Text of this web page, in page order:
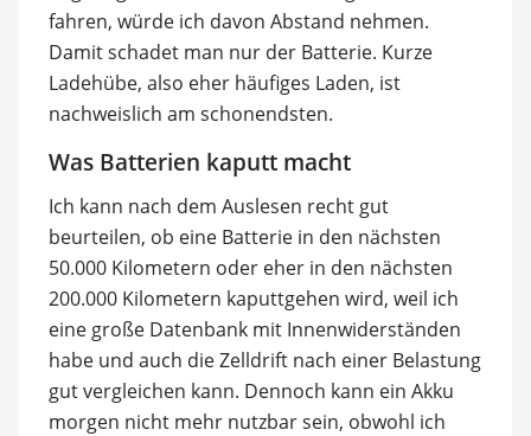
fahren, würde ich davon Abstand nehmen.
Damit schadet man nur der Batterie. Kurze
Ladehübe, also eher häufiges Laden, ist
nachweislich am schonendsten.
Was Batterien kaputt macht
Ich kann nach dem Auslesen recht gut
beurteilen, ob eine Batterie in den nächsten
50.000 Kilometern oder eher in den nächsten
200.000 Kilometern kaputtgehen wird, weil ich
eine große Datenbank mit Innenwiderständen
habe und auch die Zelldrift nach einer Belastung
gut vergleichen kann. Dennoch kann ein Akku
morgen nicht mehr nutzbar sein, obwohl ich